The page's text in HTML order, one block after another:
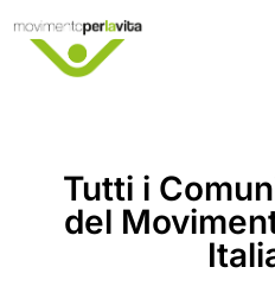
Tutti i
del